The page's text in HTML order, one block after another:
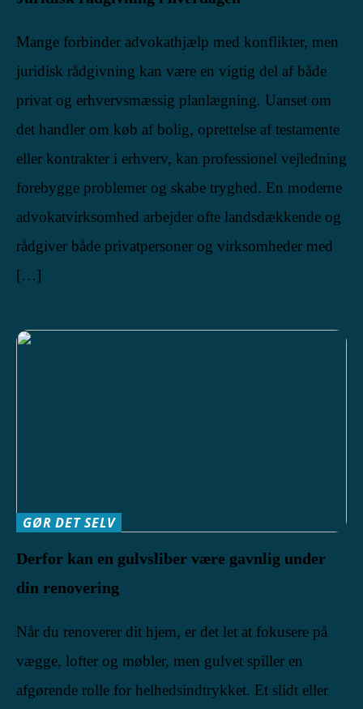
Mange forbinder advokathjælp med konflikter, men
juridisk rådgivning kan være en vigtig del af både
privat og erhvervsmæssig planlægning. Uanset om
det handler om køb af bolig, oprettelse af testamente
eller kontrakter i erhverv, kan professionel vejledning
forebygge problemer og skabe tryghed. En moderne
advokatvirksomhed arbejder ofte landsdækkende og
rådgiver både privatpersoner og virksomheder med
[…]
GØR DET SELV
Derfor kan en gulvsliber være gavnlig under
din renovering
Når du renoverer dit hjem, er det let at fokusere på
vægge, lofter og møbler, men gulvet spiller en
afgørende rolle for helhedsindtrykket. Et slidt eller